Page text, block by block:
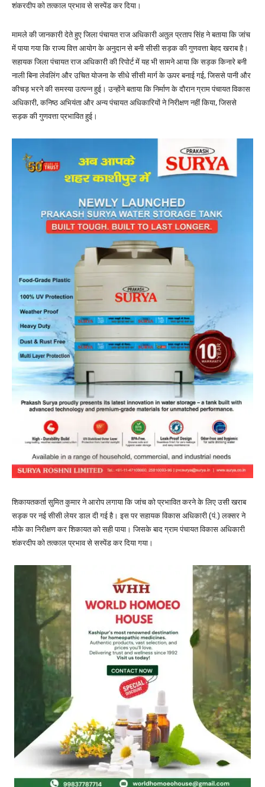
शंकरदीप को तत्काल प्रभाव से सस्पेंड कर दिया।
मामले की जानकारी देते हुए जिला पंचायत राज अधिकारी अतुल प्रताप सिंह ने बताया कि जांच
में पाया गया कि राज्य वित्त आयोग के अनुदान से बनी सीसी सड़क की गुणवत्ता बेहद खराब है।
सहायक जिला पंचायत राज अधिकारी की रिपोर्ट में यह भी सामने आया कि सड़क किनारे बनी
नाली बिना लेवलिंग और उचित योजना के सीधे सीसी मार्ग के ऊपर बनाई गई, जिससे पानी और
कीचड़ भरने की समस्या उत्पन्न हुई। उन्होंने बताया कि निर्माण के दौरान ग्राम पंचायत विकास
अधिकारी, कनिष्ठ अभियंता और अन्य पंचायत अधिकारियों ने निरीक्षण नहीं किया, जिससे
सड़क की गुणवत्ता प्रभावित हुई।
शिकायतकर्ता सुमित कुमार ने आरोप लगाया कि जांच को प्रभावित करने के लिए उसी खराब
सड़क पर नई सीसी लेयर डाल दी गई है। इस पर सहायक विकास अधिकारी (पं.) लक्सर ने
मौके का निरीक्षण कर शिकायत को सही पाया। जिसके बाद ग्राम पंचायत विकास अधिकारी
शंकरदीप को तत्काल प्रभाव से सस्पेंड कर दिया गया।